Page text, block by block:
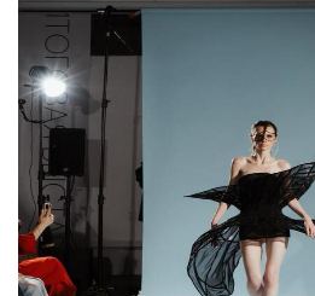
путешествия.
Больше новостей о моде,
и современной культуре
The Blueprint News